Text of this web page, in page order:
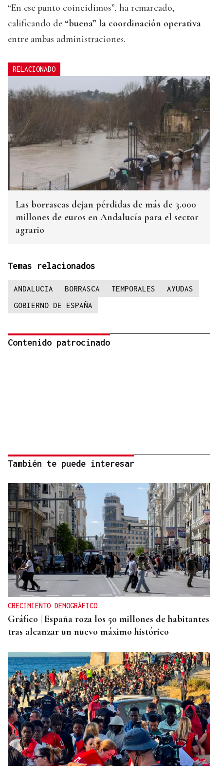
“En ese punto coincidimos”, ha remarcado,
calificando de “buena” la coordinación operativa
entre ambas administraciones.
RELACIONADO
Las borrascas dejan pérdidas de más de 3.000
millones de euros en Andalucía para el sector
agrario
Temas relacionados
ANDALUCIA BORRASCA TEMPORALES
AYUDAS
GOBIERNO DE ESPAÑA
Contenido patrocinado
También te puede interesar
CRECIMIENTO DEMOGRÁFICO
Gráfico | España roza los 50 millones de habitantes
tras alcanzar un nuevo máximo histórico